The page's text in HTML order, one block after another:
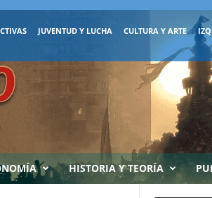
JUVENTUD Y LUCHA CULTURA Y ARTE
HISTORIA Y TEORÍA